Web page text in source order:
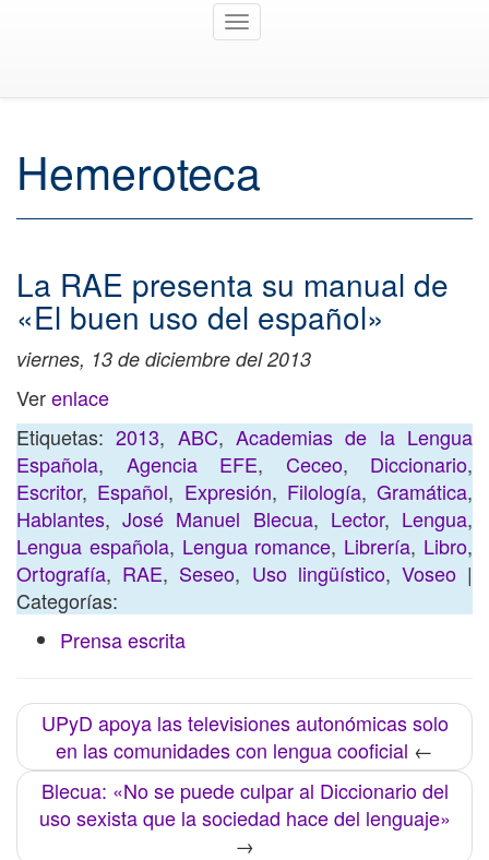
Toggle
Hemeroteca
La RAE presenta su manual de
«El buen uso del español»
viernes, 13 de diciembre del 2013
Verenlace
Etiquetas:2013, ABC,Academias de la Lengua
Española, Agencia EFE, Ceceo, Diccionario,
Escritor, Español, Expresión, Filología, Gramática,
Hablantes,José Manuel Blecua, Lector, Lengua,
Lengua española, Lengua romance, Librería, Libro,
Ortografía, RAE, Seseo, Uso lingüístico, Voseo|
Categorías:
Prensa escrita
UPyD apoya las televisiones autonómicas solo
en las comunidades con lengua cooficial ←
Blecua: «No se puede culpar al Diccionario del
uso sexista que la sociedad hace del lenguaje»
→